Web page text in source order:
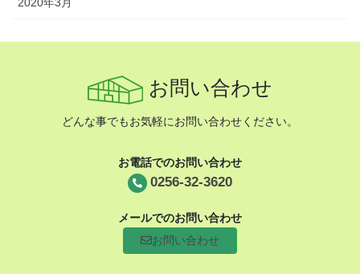
お問い合わせ
どんな事でもお気軽にお問い合わせください。
お電話でのお問い合わせ
0256-32-3620
メールでのお問い合わせ
お問い合わせ